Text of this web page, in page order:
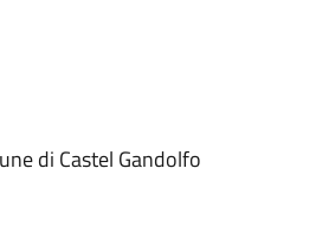
di Castel Gandolfo